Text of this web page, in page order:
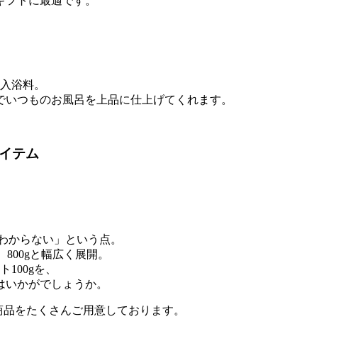
浴料。
つものお風呂を上品に仕上げてくれます。
テム
らない」という点。
と幅広く展開。
100gを、
かがでしょうか。
をたくさんご用意しております。